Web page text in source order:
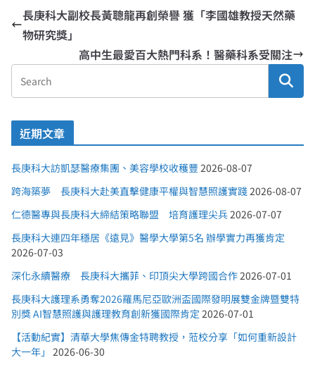
長庚科大副校長黃聰龍再創榮譽 獲「李國雄教授天然藥
物研究獎」
高中生最愛百大熱門科系！醫藥科系受關注
近期文章
長庚科大訪凱瑟醫療集團、美容學校收穫豐 2026-08-07
跨海築夢 長庚科大赴美直擊健康平權與智慧照護實踐2026-08-07
仁德醫專與長庚科大締結策略聯盟 培育護理尖兵2026-07-07
長庚科大連四年穩居《遠見》醫學大學第5名 辦學實力再獲肯定
2026-07-03
深化永續醫療 長庚科大攜菲、印頂尖大學跨國合作2026-07-01
長庚科大護理系勇奪2026羅馬尼亞歐洲盃國際發明展雙金牌暨雙特
別獎 AI智慧照護與護理教育創新獲國際肯定 2026-07-01
【活動紀實】清華大學焦傳金特聘教授，蒞校分享「如何重新設計
大一年」 2026-06-30